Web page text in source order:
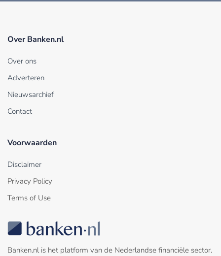
Over Banken.nl
Over ons
Adverteren
Nieuwsarchief
Contact
Voorwaarden
Disclaimer
Privacy Policy
Terms of Use
Banken.nl is het platform van de Nederlandse financiële sector.